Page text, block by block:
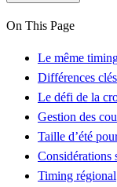
On This Page
Le même
Différences
Le défi de la
Gestion des
Taille d’été
Considérations
Timing régional